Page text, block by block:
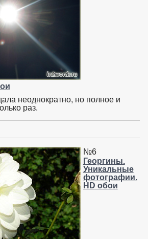
неоднократно, но полное и
раз.
№6
Георгины.
Уникальные
фотографии.
HD обои